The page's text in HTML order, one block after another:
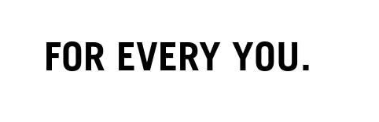
FOR EVERY YOU.